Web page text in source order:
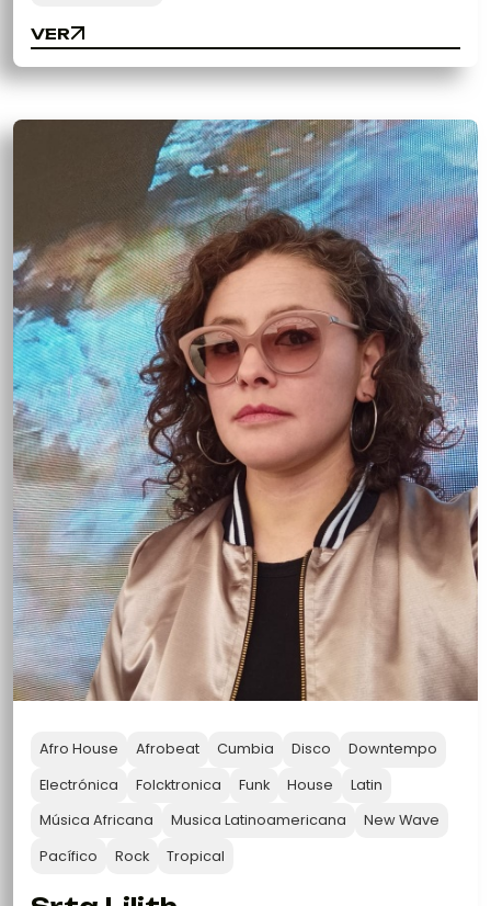
VER
VER
Afro House Afrobeat Cumbia Disco
Downtempo
Electrónica
Folcktronica Funk House
Latin
Música Africana
Musica Latinoamericana
New Wave
Pacífico
Rock Tropical